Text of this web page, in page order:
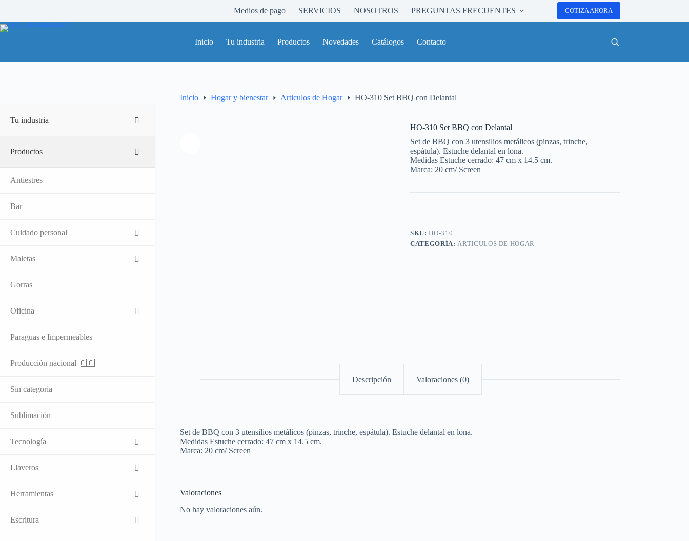
contenido
Medios de pago SERVICIOS NOSOTROS PREGUNTAS FRECUENTES COTIZA AHORA
Inicio Tu industria Productos Novedades Catálogos Contacto
Inicio Hogar y bienestar Articulos de Hogar HO-310 Set BBQ con Delantal
HO-310 Set BBQ con Delantal
Set de BBQ con 3 utensilios metálicos (pinzas, trinche,
espátula). Estuche delantal en lona.
Medidas Estuche cerrado: 47 cm x 14.5 cm.
Marca: 20 cm/ Screen
SKU:HO-310
CATEGORÍA:ARTICULOS DE HOGAR
Descripción Valoraciones (0)
Set de BBQ con 3 utensilios metálicos (pinzas, trinche, espátula). Estuche delantal en lona.
Medidas Estuche cerrado: 47 cm x 14.5 cm.
Marca: 20 cm/ Screen
Valoraciones
No hay valoraciones aún.
Tu industria
Productos
Antiestres
Bar
Cuidado personal
Maletas
Gorras
Oficina
Paraguas e Impermeables
Producción nacional 🇨🇴
Sin categoria
Sublimación
Tecnología
Llaveros
Herramientas
Escritura